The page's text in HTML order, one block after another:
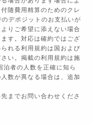
随費用精算のためのクレ
デポジットのお支払いが
りご希望に添えない場合
す。対応は確約ではござ
れる利用規約は国および
い。掲載の利用規約は施
泊者の人数を正確に知ら
数が異なる場合は、追加
までお問い合わせくださ